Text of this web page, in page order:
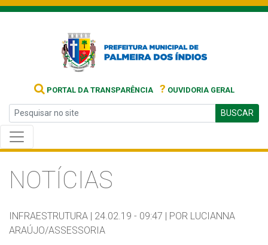
PORTAL DA TRANSPARÊNCIA ? OUVIDORIA GERAL
BUSCAR
NOTÍCIAS
INFRAESTRUTURA | 24.02.19 - 09:47 | POR LUCIANNA
ARAÚJO/ASSESSORIA